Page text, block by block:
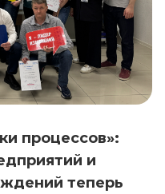
процессов»:
и
теперь